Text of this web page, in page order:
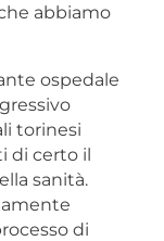
abbiamo
ospedale
torinesi
di certo il
sanità.
di